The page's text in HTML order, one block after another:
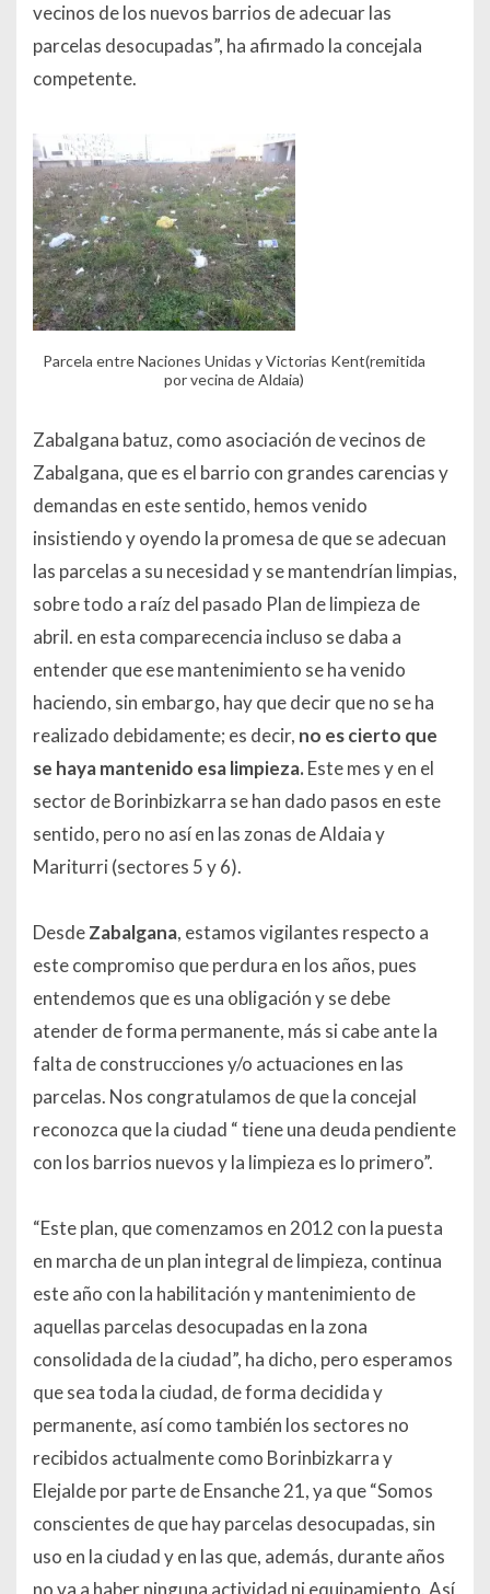
vecinos de los nuevos barrios de adecuar las
parcelas desocupadas”, ha afirmado la concejala
competente.
Parcela entre Naciones Unidas y Victorias Kent(remitida
por vecina de Aldaia)
Zabalgana batuz, como asociación de vecinos de
Zabalgana, que es el barrio con grandes carencias y
demandas en este sentido, hemos venido
insistiendo y oyendo la promesa de que se adecuan
las parcelas a su necesidad y se mantendrían limpias,
sobre todo a raíz del pasado Plan de limpieza de
abril. en esta comparecencia incluso se daba a
entender que ese mantenimiento se ha venido
haciendo, sin embargo, hay que decir que no se ha
realizado debidamente; es decir, no es cierto que
se haya mantenido esa limpieza.Este mes y en el
sector de Borinbizkarra se han dado pasos en este
sentido, pero no así en las zonas de Aldaia y
Mariturri (sectores 5 y 6).
DesdeZabalgana, estamos vigilantes respecto a
este compromiso que perdura en los años, pues
entendemos que es una obligación y se debe
atender de forma permanente, más si cabe ante la
falta de construcciones y/o actuaciones en las
parcelas. Nos congratulamos de que la concejal
reconozca que la ciudad “tiene una deuda pendiente
con los barrios nuevos y la limpieza es lo primero”.
“Este plan, que comenzamos en 2012 con la puesta
en marcha de un plan integral de limpieza, continua
este año con la habilitación y mantenimiento de
aquellas parcelas desocupadas en la zona
consolidada de la ciudad”, ha dicho, pero esperamos
que sea toda la ciudad, de forma decidida y
permanente, así como también los sectores no
recibidos actualmente como Borinbizkarra y
Elejalde por parte de Ensanche 21, ya que “Somos
conscientes de que hay parcelas desocupadas, sin
uso en la ciudad y en las que, además, durante años
no va a haber ninguna actividad ni equipamiento. Así